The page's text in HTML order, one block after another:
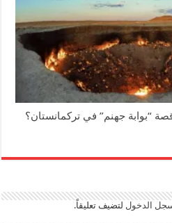
“بوابة جهنم” في تركمانستان؟
الدخوللتضيف تعليقاً.